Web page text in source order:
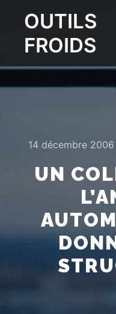
OUTILS
FROIDS
14 décembre 2006
UN